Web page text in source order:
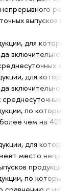
выпусков
для которых
включительно)
для которых
включительно)
по которым
чем на
для
место
продукции
по которым